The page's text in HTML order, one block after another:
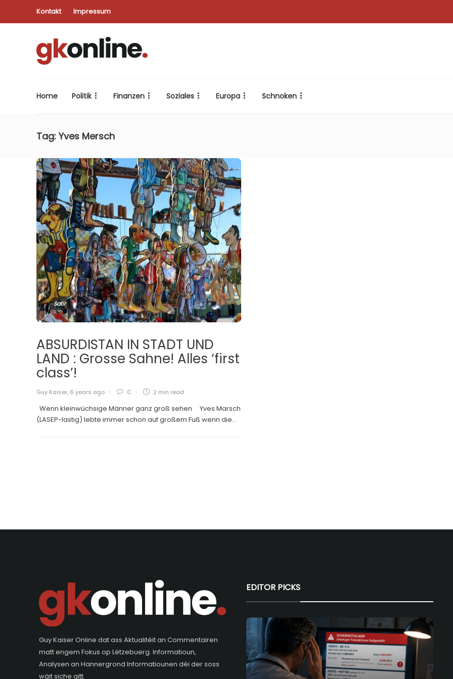
Kontakt Impressum
Home Politik Finanzen Soziales Europa Schnoken
Tag: Yves Mersch
Satir
ABSURDISTAN IN STADT UND
LAND : Grosse Sahne! Alles ‘first
class’!
Guy Kaiser, 6 years ago 0 2 min read
Wenn kleinwüchsige Männer ganz groß sehen Yves Marsch
(LASEP-lastig) lebte immer schon auf großem Fuß wenn die...
Guy Kaiser Online dat ass Aktualitéit an Commentairen
matt engem Fokus op Lëtzebuerg. Informatioun,
Analysen an Hannergrond Informatiounen déi der soss
wäit siche gitt.
EDITOR PICKS